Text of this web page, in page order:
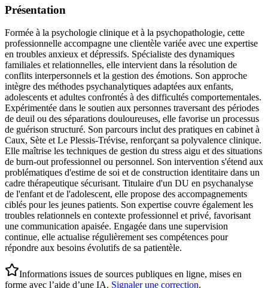
Présentation
Formée à la psychologie clinique et à la psychopathologie, cette
professionnelle accompagne une clientèle variée avec une expertise
en troubles anxieux et dépressifs. Spécialiste des dynamiques
familiales et relationnelles, elle intervient dans la résolution de
conflits interpersonnels et la gestion des émotions. Son approche
intègre des méthodes psychanalytiques adaptées aux enfants,
adolescents et adultes confrontés à des difficultés comportementales.
Expérimentée dans le soutien aux personnes traversant des périodes
de deuil ou des séparations douloureuses, elle favorise un processus
de guérison structuré. Son parcours inclut des pratiques en cabinet à
Caux, Sète et Le Plessis-Trévise, renforçant sa polyvalence clinique.
Elle maîtrise les techniques de gestion du stress aigu et des situations
de burn-out professionnel ou personnel. Son intervention s'étend aux
problématiques d'estime de soi et de construction identitaire dans un
cadre thérapeutique sécurisant. Titulaire d'un DU en psychanalyse
de l'enfant et de l'adolescent, elle propose des accompagnements
ciblés pour les jeunes patients. Son expertise couvre également les
troubles relationnels en contexte professionnel et privé, favorisant
une communication apaisée. Engagée dans une supervision
continue, elle actualise régulièrement ses compétences pour
répondre aux besoins évolutifs de sa patientèle.
Informations issues de sources publiques en ligne, mises en
forme avec l’aide d’une IA. Signaler une correction.